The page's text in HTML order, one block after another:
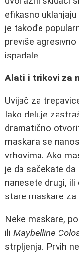
efikasno
je takođe
previše
ispadale.
Alati i trikovi za
Uvijač za
Iako deluje
dramatično
maskara se
vrhovima. Ako
je da sačekate
nanesete drugi,
stare maskare za
Neke maskare,
ili Maybelline
strpljenja. Prvih